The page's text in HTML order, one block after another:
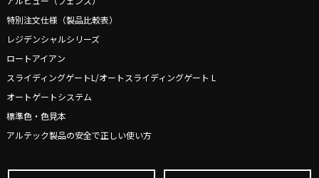
特別注文仕様（製品比較表）
レジデンシャルシリーズ
ロートアイアン
スライディングゲートL/オートスライディングゲート L
オートゲートシステム
標準色・色見本
アルテック製品の安全で正しい使い方